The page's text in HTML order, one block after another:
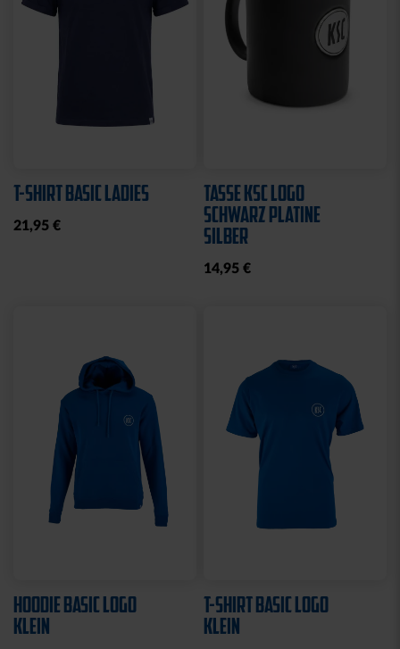
T-SHIRT BASIC LADIES
21,95 €
TASSE KSC LOGO
SCHWARZ PLATINE
SILBER
14,95 €
HOODIE BASIC LOGO
KLEIN
T-SHIRT BASIC LOGO
KLEIN